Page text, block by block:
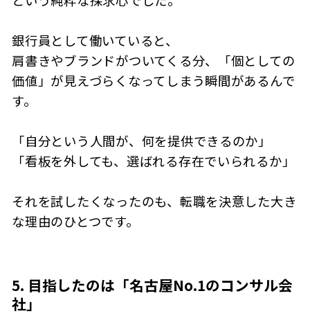
銀行員として働いていると、
肩書きやブランドがついてくる分、「個としての
価値」が見えづらくなってしまう瞬間があるんで
す。
「自分という人間が、何を提供できるのか」
「看板を外しても、選ばれる存在でいられるか」
それを試したくなったのも、転職を決意した大き
な理由のひとつです。
5. 目指したのは「名古屋No.1のコンサル会
社」